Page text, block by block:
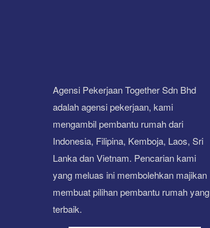
Agensi Pekerjaan Together Sdn Bhd
adalah agensi pekerjaan, kami
mengambil pembantu rumah dari
Indonesia, Filipina, Kemboja, Laos, Sri
Lanka dan Vietnam. Pencarian kami
yang meluas ini membolehkan majikan
membuat pilihan pembantu rumah yang
terbaik.